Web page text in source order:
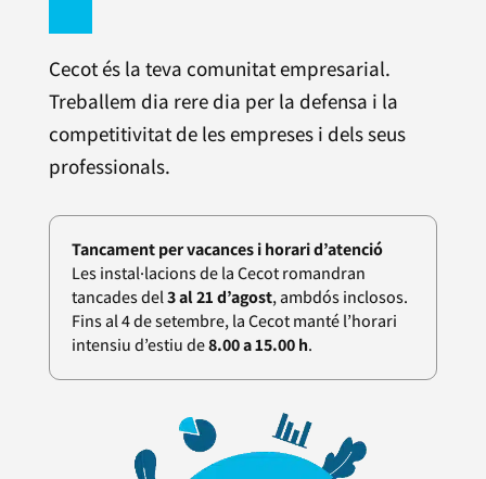
Cecot és la teva comunitat empresarial.
Treballem dia rere dia per la defensa i la
competitivitat de les empreses i dels seus
professionals.
Tancament per vacances i horari d’atenció
Les instal·lacions de la Cecot romandran
tancades del3 al 21 d’agost, ambdós inclosos.
Fins al 4 de setembre, la Cecot manté l’horari
intensiu d’estiu de8.00 a 15.00 h.